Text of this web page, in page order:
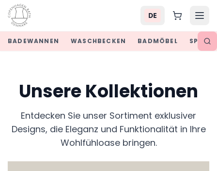
DE
BADEWANNEN WASCHBECKEN BADMÖBEL
Unsere Kollektionen
Entdecken Sie unser Sortiment exklusiver
Designs, die Eleganz und Funktionalität in Ihre
Wohlfühloase bringen.